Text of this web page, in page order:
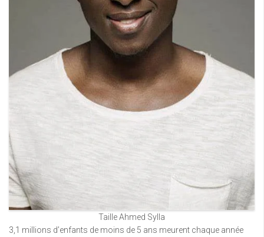
Taille Ahmed Sylla
3,1 millions d’enfants de moins de 5 ans meurent chaque année